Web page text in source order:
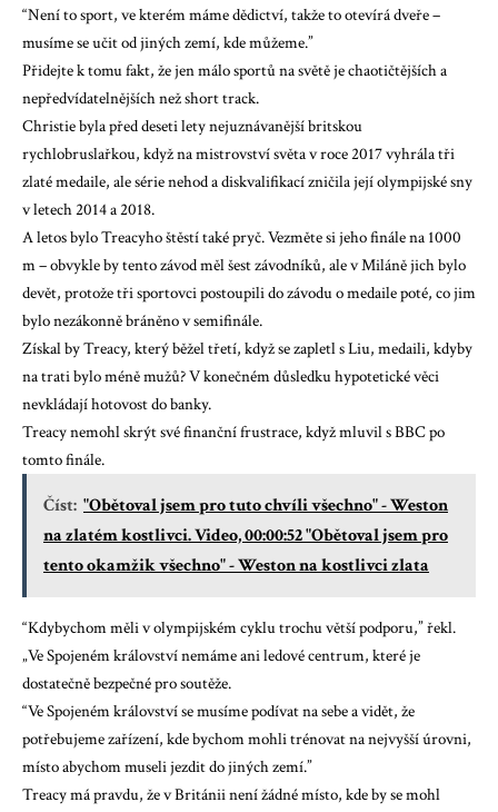
“Není to sport, ve kterém máme dědictví, takže to otevírá dveře –
musíme se učit od jiných zemí, kde můžeme.”
Přidejte k tomu fakt, že jen málo sportů na světě je chaotičtějších a
nepředvídatelnějších než short track.
Christie byla před deseti lety nejuznávanější britskou
rychlobruslařkou, když na mistrovství světa v roce 2017 vyhrála tři
zlaté medaile, ale série nehod a diskvalifikací zničila její olympijské sny
v letech 2014 a 2018.
A letos bylo Treacyho štěstí také pryč. Vezměte si jeho finále na 1000
m – obvykle by tento závod měl šest závodníků, ale v Miláně jich bylo
devět, protože tři sportovci postoupili do závodu o medaile poté, co jim
bylo nezákonně bráněno v semifinále.
Získal by Treacy, který běžel třetí, když se zapletl s Liu, medaili, kdyby
na trati bylo méně mužů? V konečném důsledku hypotetické věci
nevkládají hotovost do banky.
Treacy nemohl skrýt své finanční frustrace, když mluvil s BBC po
tomto finále.
Číst: "Obětoval jsem pro tuto chvíli všechno" - Weston
na zlatém kostlivci. Video, 00:00:52 "Obětoval jsem pro
tento okamžik všechno" - Weston na kostlivci zlata
“Kdybychom měli v olympijském cyklu trochu větší podporu,” řekl.
„Ve Spojeném království nemáme ani ledové centrum, které je
dostatečně bezpečné pro soutěže.
“Ve Spojeném království se musíme podívat na sebe a vidět, že
potřebujeme zařízení, kde bychom mohli trénovat na nejvyšší úrovni,
místo abychom museli jezdit do jiných zemí.”
Treacy má pravdu, že v Británii není žádné místo, kde by se mohl